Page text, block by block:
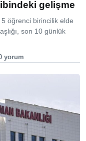
gelişme
öğrenci birincilik elde
son 10 günlük
yorum